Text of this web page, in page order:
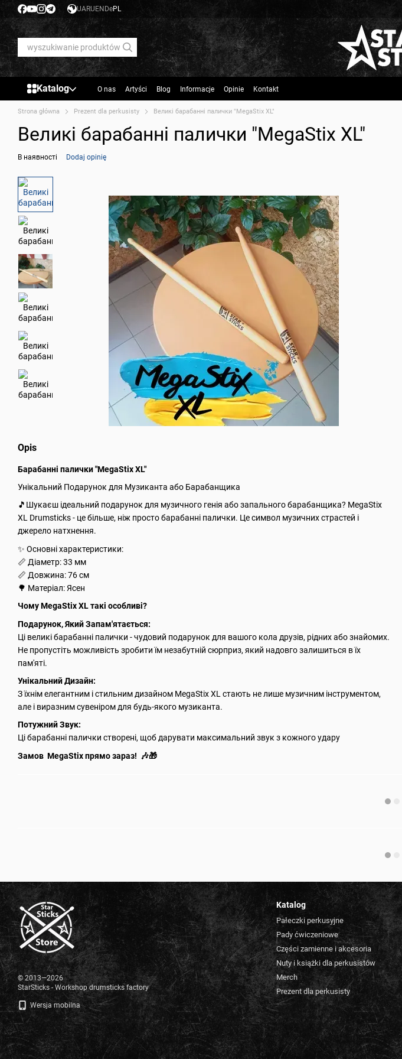
Przejdź do głównej treści
UARU EN DePL
Katalog O nas Artyści Blog Informacje Opinie Kontakt
Strona główna Prezent dla perkusisty Великі барабанні палички "MegaStix XL"
Великі барабанні палички "MegaStix XL"
В наявності Dodaj opinię
Opis
Барабанні палички "MegaStix XL"
Унікальний Подарунок для Музиканта або Барабанщика
🎵Шукаєш ідеальний подарунок для музичного генія або запального барабанщика? MegaStix
XL Drumsticks - це більше, ніж просто барабанні палички. Це символ музичних страстей і
джерело натхнення.
✨ Основні характеристики:
📏 Діаметр: 33 мм
📏 Довжина: 76 см
🌳 Матеріал: Ясен
Чому MegaStix XL такі особливі?
Подарунок, Який Запам'ятається:
Ці великі барабанні палички - чудовий подарунок для вашого кола друзів, рідних або знайомих.
Не пропустіть можливість зробити їм незабутній сюрприз, який надовго залишиться в їх
пам'яті.
Унікальний Дизайн:
З їхнім елегантним і стильним дизайном MegaStix XL стають не лише музичним інструментом,
але і виразним cувеніром для будь-якого музиканта.
Потужний Звук:
Ці барабанні палички створені, щоб дарувати максимальний звук з кожного удару
Замов MegaStix прямо зараз! 🎶🎁
© 2013—2026
StarSticks - Workshop drumsticks factory
Wersja mobilna
Katalog
Pałeczki perkusyjne
Pady ćwiczeniowe
Części zamienne i akcesoria
Nuty i książki dla perkusistów
Merch
Prezent dla perkusisty